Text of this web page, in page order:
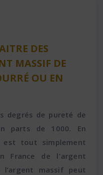
DES
MASSIF DE
OU EN
degrés de pureté de
parts de 1000. En
est tout simplement
France de l'argent
l’argent massif peut